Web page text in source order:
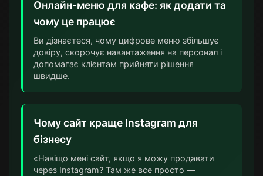
Онлайн-меню для кафе: як додати та
чому це працює
Ви дізнаєтеся, чому цифрове меню збільшує
довіру, скорочує навантаження на персонал і
допомагає клієнтам прийняти рішення
швидше.
Чому сайт краще Instagram для
бізнесу
«Навіщо мені сайт, якщо я можу продавати
через Instagram? Там же все просто —